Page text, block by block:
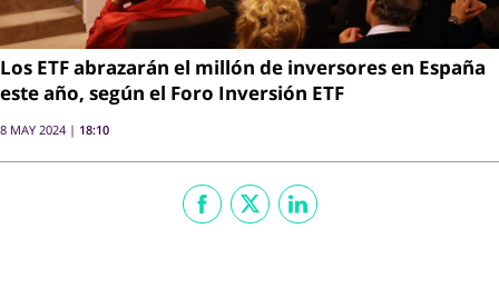
Los ETF abrazarán el millón de inversores en España
este año, según el Foro Inversión ETF
8 MAY 2024 | 18:10